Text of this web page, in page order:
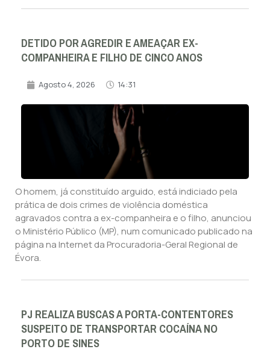
DETIDO POR AGREDIR E AMEAÇAR EX-
COMPANHEIRA E FILHO DE CINCO ANOS
Agosto 4, 2026 14:31
O homem, já constituído arguido, está indiciado pela
prática de dois crimes de violência doméstica
agravados contra a ex-companheira e o filho, anunciou
o Ministério Público (MP), num comunicado publicado na
página na Internet da Procuradoria-Geral Regional de
Évora.
PJ REALIZA BUSCAS A PORTA-CONTENTORES
SUSPEITO DE TRANSPORTAR COCAÍNA NO
PORTO DE SINES